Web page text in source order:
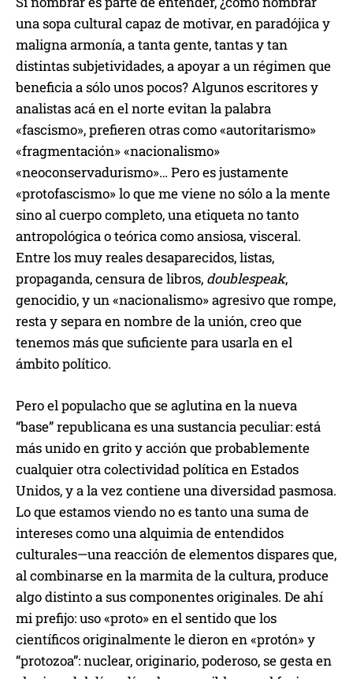
una sopa cultural capaz de motivar, en paradójica y
maligna armonía, a tanta gente, tantas y tan
distintas subjetividades, a apoyar a un régimen que
beneficia a sólo unos pocos? Algunos escritores y
analistas acá en el norte evitan la palabra
«fascismo», prefieren otras como «autoritarismo»
«fragmentación» «nacionalismo»
«neoconservadurismo»… Pero es justamente
«protofascismo» lo que me viene no sólo a la mente
sino al cuerpo completo, una etiqueta no tanto
antropológica o teórica como ansiosa, visceral.
Entre los muy reales desaparecidos, listas,
propaganda, censura de libros, doublespeak,
genocidio, y un «nacionalismo» agresivo que rompe,
resta y separa en nombre de la unión, creo que
tenemos más que suficiente para usarla en el
ámbito político.
Pero el populacho que se aglutina en la nueva
“base” republicana es una sustancia peculiar: está
más unido en grito y acción que probablemente
cualquier otra colectividad política en Estados
Unidos, y a la vez contiene una diversidad pasmosa.
Lo que estamos viendo no es tanto una suma de
intereses como una alquimia de entendidos
culturales—una reacción de elementos dispares que,
al combinarse en la marmita de la cultura, produce
algo distinto a sus componentes originales. De ahí
mi prefijo: uso «proto» en el sentido que los
científicos originalmente le dieron en «protón» y
“protozoa”: nuclear, originario, poderoso, se gesta en